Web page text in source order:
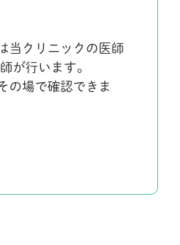
当クリニックの医師
が行います。
の場で確認できま